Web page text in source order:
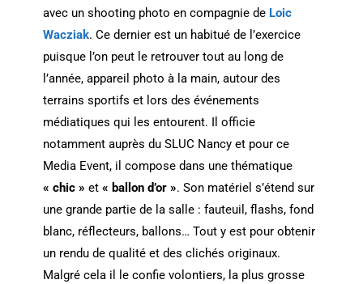
avec un shooting photo en compagnie de Loic
Wacziak. Ce dernier est un habitué de l’exercice
puisque l’on peut le retrouver tout au long de
l’année, appareil photo à la main, autour des
terrains sportifs et lors des événements
médiatiques qui les entourent. Il officie
notamment auprès du SLUC Nancy et pour ce
Media Event, il compose dans une thématique
« chic » et « ballon d’or ». Son matériel s’étend sur
une grande partie de la salle : fauteuil, flashs, fond
blanc, réflecteurs, ballons… Tout y est pour obtenir
un rendu de qualité et des clichés originaux.
Malgré cela il le confie volontiers, la plus grosse